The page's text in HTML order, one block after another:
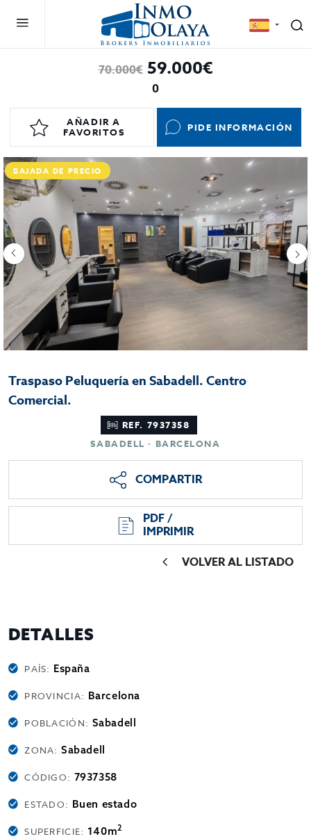
70.000€59.000€
0
AÑADIR A
FAVORITOS
PIDE INFORMACIÓN
BAJADA DE PRECIO
Traspaso Peluquería en Sabadell. Centro
Comercial.
REF. 7937358
SABADELL · BARCELONA
COMPARTIR
PDF /
IMPRIMIR
VOLVER AL LISTADO
DETALLES
PAÍS: España
PROVINCIA: Barcelona
POBLACIÓN: Sabadell
ZONA:Sabadell
CÓDIGO: 7937358
ESTADO: Buen estado
SUPERFICIE: 140m2